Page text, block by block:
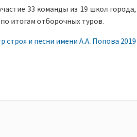
33 команды из 19 школ
итогам отборочных туров.
строя и песни имени А.А. Попова 2019